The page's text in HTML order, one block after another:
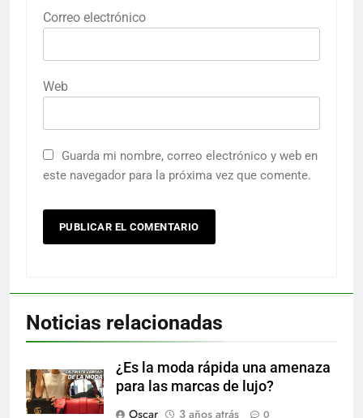
Correo electrónico
Web
Guarda mi nombre, correo electrónico y web en
este navegador para la próxima vez que comente.
Noticias relacionadas
¿Es la moda rápida una amenaza
para las marcas de lujo?
Oscar
3 años atrás